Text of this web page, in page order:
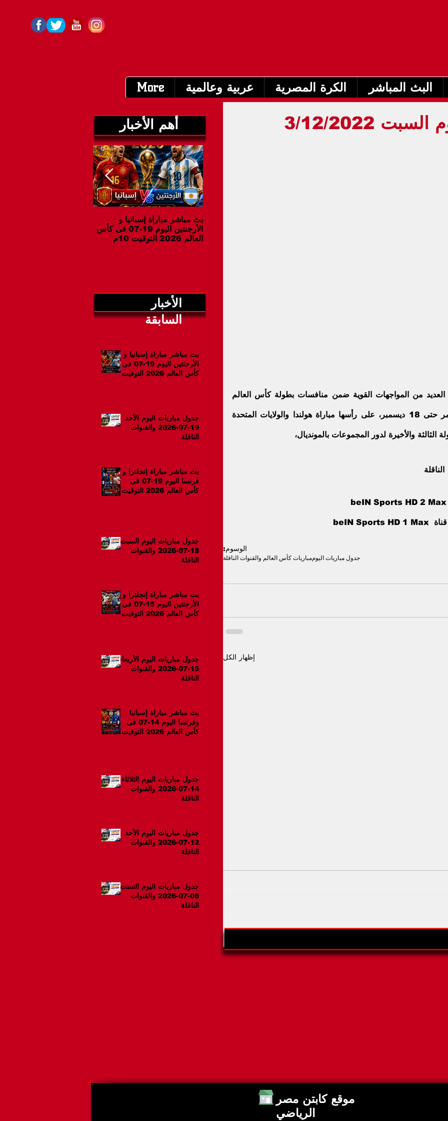
البث المباشر الكرة المصرية عربية وعالمية More
أهم الأخبار
بث مباشر مباراة إسبانيا و
الأرجنتين اليوم 19-07 فى كأس
العالم 2026 التوقيت 10م
الأخبار
السابقة
بث مباشر مباراة إسبانيا و
الأرجنتين اليوم 19-07 فى
كأس العالم 2026 التوقيت
جدول مباريات اليوم الأحد
19-07-2026 والقنوات
الناقلة
بث مباشر مباراة إنجلترا و
فرنسا اليوم 19-07 فى
كأس العالم 2026 التوقيت
جدول مباريات اليوم السبت
18-07-2026 والقنوات
الناقلة
بث مباشر مباراة إنجلترا و
الأرجنتين اليوم 15-07 فى
كأس العالم 2026 التوقيت
جدول مباريات اليوم الأربعاء
15-07-2026 والقنوات
الناقلة
بث مباشر مباراة إسبانيا
وفرنسا اليوم 14-07 فى
كأس العالم 2026 التوقيت
جدول مباريات اليوم الثلاثاء
14-07-2026 والقنوات
الناقلة
جدول مباريات اليوم الأحد
12-07-2026 والقنوات
الناقلة
جدول مباريات اليوم السبت
08-07-2026 والقنوات
الناقلة
جدول مباريات اليوم السبت 3/12/2022
الثالثة والأخيرة لدور المجموعات بالمونديال،
الوسوم:
جدول مباريات اليوممباريات كأس العالم والقنوات الناقلة
إظهار الكل
العالم 2026
جدول مباريات اليوم الأحد 19-07-
2026 والقنوات الناقلة
موقع كابتن مصر
الرياضي